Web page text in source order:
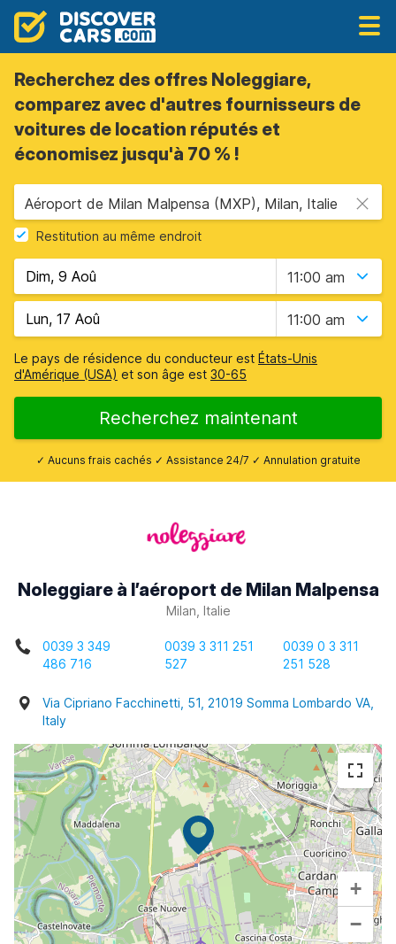
Recherchez des offres Noleggiare,
comparez avec d'autres fournisseurs de
voitures de location réputés et
économisez jusqu'à 70 % !
Aéroport de Milan Malpensa (MXP), Milan, Italie
Restitution au même endroit
11:00 am
11:00 am
Le pays de résidence du conducteur est États-Unis
d'Amérique (USA) et son âge est 30-65
Recherchez maintenant
✓ Aucuns frais cachés ✓ Assistance 24/7 ✓ Annulation gratuite
Noleggiare à l’aéroport de Milan Malpensa
Milan, Italie
0039 3 349
486 716
0039 3 311 251
527
0039 0 3 311
251 528
Via Cipriano Facchinetti, 51, 21019 Somma Lombardo VA,
Italy
+
−